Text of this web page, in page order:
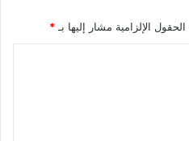
الحقول الإلزامية مشار إليها بـ *